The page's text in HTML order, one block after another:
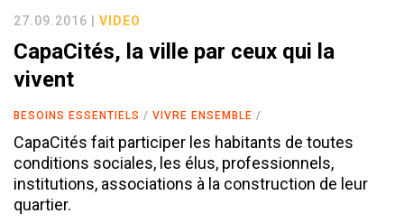
27.09.2016 | VIDEO
CapaCités, la ville par ceux qui la
vivent
BESOINS ESSENTIELS VIVRE ENSEMBLE
CapaCités fait participer les habitants de toutes
conditions sociales, les élus, professionnels,
institutions, associations à la construction de leur
quartier.